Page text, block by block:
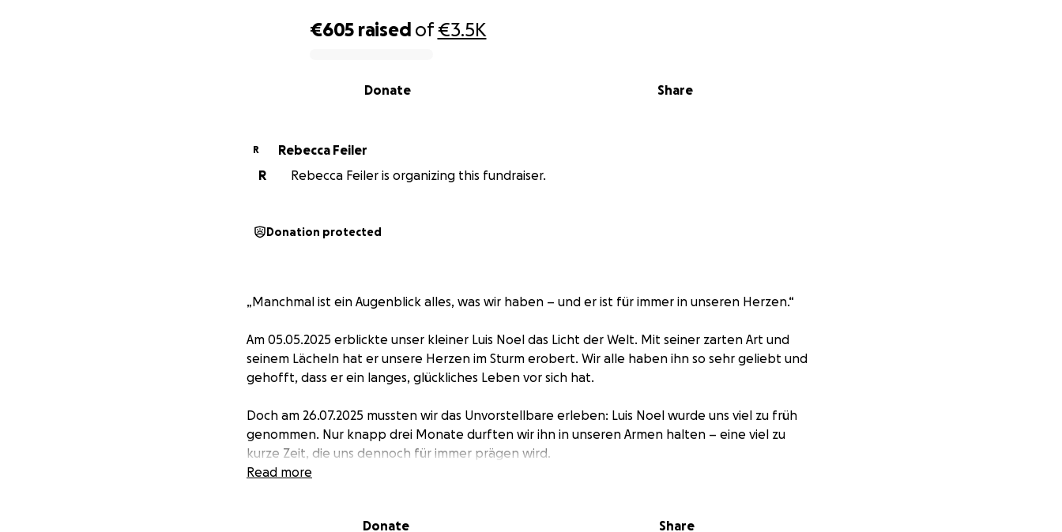
€605 raised of€3.5K
Share
Donate
R
Rebecca Feiler
R
Rebecca Feiler is organizing this fundraiser.
Donation protected
„Manchmal ist ein Augenblick alles, was wir haben – und er ist für immer in unseren Herzen.“
Am 05.05.2025 erblickte unser kleiner Luis Noel das Licht der Welt. Mit seiner zarten Art und
seinem Lächeln hat er unsere Herzen im Sturm erobert. Wir alle haben ihn so sehr geliebt und
gehofft, dass er ein langes, glückliches Leben vor sich hat.
Doch am 26.07.2025 mussten wir das Unvorstellbare erleben: Luis Noel wurde uns viel zu früh
genommen. Nur knapp drei Monate durften wir ihn in unseren Armen halten – eine viel zu
kurze Zeit, die uns dennoch für immer prägen wird.
Trauer an euch. Wir möchten unserem kleinen Engel einen würdevollen Abschied ermöglichen
Read more
Donate Share